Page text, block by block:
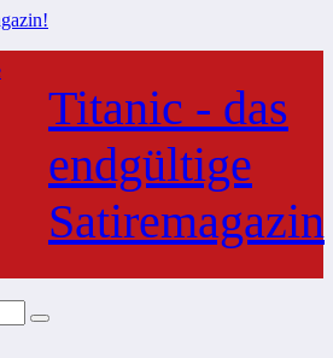
Titanic - das
endgültige
Satiremagazin